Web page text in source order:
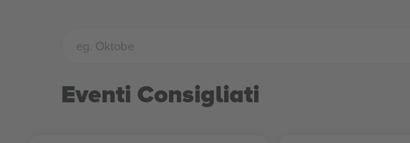
Eventi Consigliati